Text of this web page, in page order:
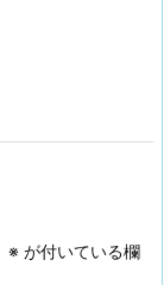
※ が付いている欄